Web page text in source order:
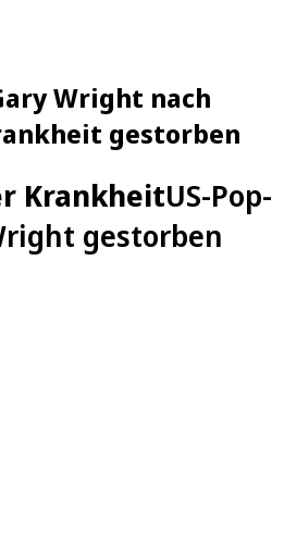
Wright nach
gestorben
KrankheitUS-Pop-
gestorben